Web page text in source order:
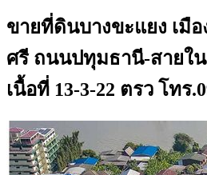
ขายที่ดินบางขะแยง เมื
ศรี ถนนปทุมธานี-สายใ
เนื้อที่ 13-3-22 ตรว โทร